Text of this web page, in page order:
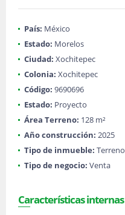
País: México
Estado: Morelos
Ciudad: Xochitepec
Colonia: Xochitepec
Código: 9690696
Estado: Proyecto
Área Terreno: 128 m²
Año construcción: 2025
Tipo de inmueble: Terreno
Tipo de negocio: Venta
Características internas